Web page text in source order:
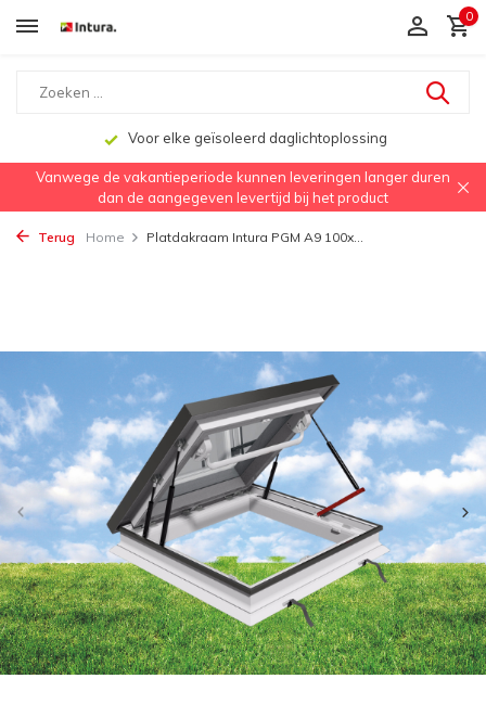
0
Voor elke geïsoleerd daglichtoplossing
Vanwege de vakantieperiode kunnen leveringen langer duren
dan de aangegeven levertijd bij het product
Terug Home Platdakraam Intura PGM A9 100x...